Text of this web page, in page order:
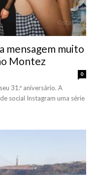
mensagem muito
Montez
0
31.º aniversário. A
social Instagram uma série